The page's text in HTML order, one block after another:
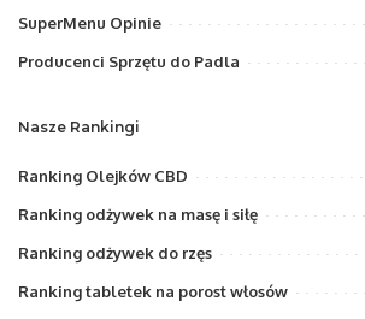
SuperMenu Opinie
Producenci Sprzętu do Padla
Nasze Rankingi
Ranking Olejków CBD
Ranking odżywek na masę i siłę
Ranking odżywek do rzęs
Ranking tabletek na porost włosów